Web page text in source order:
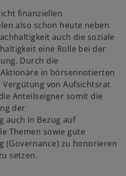
finanziellen
also schon heute neben
auch die soziale
eine Rolle bei der
Durch die
in börsennotierten
Vergütung von Aufsichtsrat
Anteilseigner somit die
der
auch in Bezug auf
Themen sowie gute
(Governance) zu honorieren
setzen.